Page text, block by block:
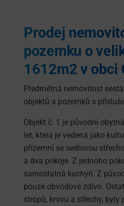
Prodej
pozemku o
1612m2 v obci
Předmětná nemovitost
objektů a pozemků s
Objekt č. 1 je původní
let, která je vedená jako
přízemní se sedlovou
a dva pokoje. Z jednoho
samostatná kuchyň. Z
pouze obvodové zdivo.
stropů, krovu a střechy, byly